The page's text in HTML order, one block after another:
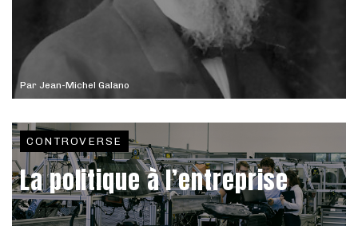
Par Jean-Michel Galano
CONTROVERSE
La politique à l’entreprise